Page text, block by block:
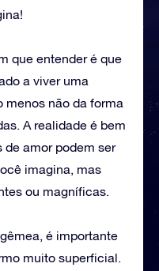
que entender é que
a viver uma
menos não da forma
A realidade é bem
amor podem ser
imagina, mas
ou magníficas.
é importante
muito superficial.